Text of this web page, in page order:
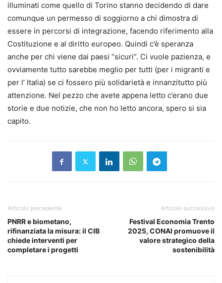
illuminati come quello di Torino stanno decidendo di dare
comunque un permesso di soggiorno a chi dimostra di
essere in percorsi di integrazione, facendo riferimento alla
Costituzione e al diritto europeo. Quindi c’è speranza
anche per chi viene dai paesi “sicuri”. Ci vuole pazienza, e
ovviamente tutto sarebbe meglio per tutti (per i migranti e
per l’ Italia) se ci fossero più solidarietà e innanzitutto più
attenzione. Nel pezzo che avete appena letto c’erano due
storie e due notizie, che non ho letto ancora, spero si sia
capito.
Articolo precedente
PNRR e biometano,
rifinanziata la misura: il CIB
chiede interventi per
completare i progetti
Articolo successivo
Festival Economia Trento
2025, CONAI promuove il
valore strategico della
sostenibilità